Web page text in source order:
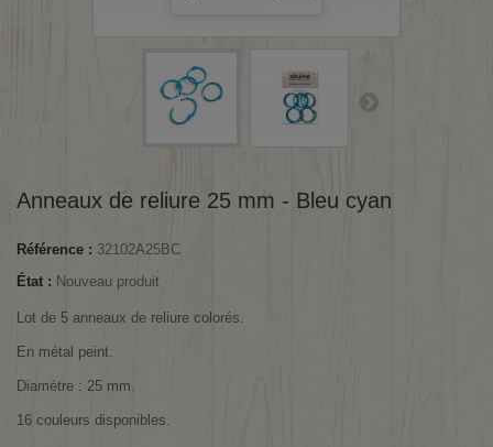
Anneaux de reliure 25 mm - Bleu cyan
Référence : 32102A25BC
État : Nouveau produit
Lot de 5 anneaux de reliure colorés.
En métal peint.
Diamètre : 25 mm.
16 couleurs disponibles.